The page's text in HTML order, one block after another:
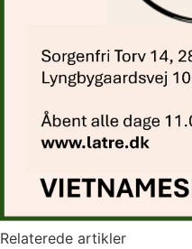
Relaterede artikler